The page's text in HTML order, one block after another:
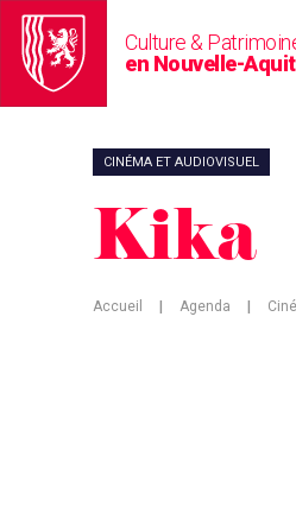
Culture &
en Nouvelle-
CINÉMA ET AUDIOVISUEL
Kika
Accueil Agenda